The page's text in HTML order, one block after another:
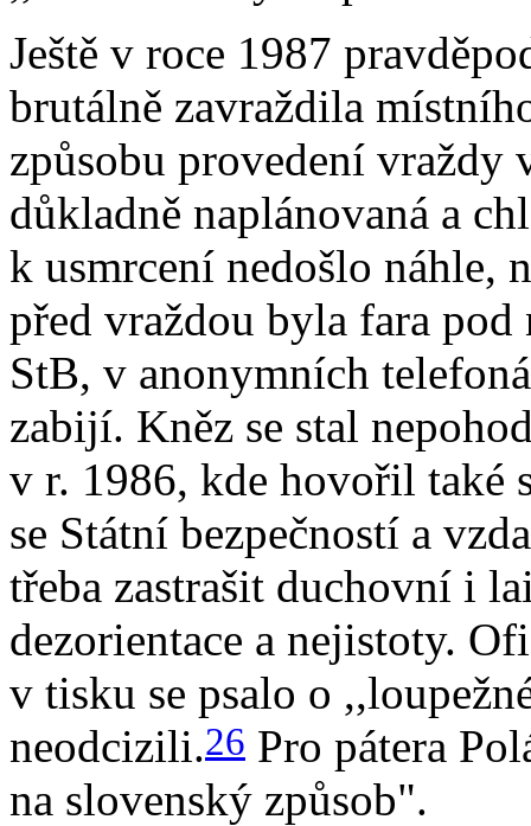
Ještě v roce 1987
brutálně zavraždila
způsobu provedení vraždy
důkladně naplánovaná a
k usmrcení nedošlo náhle,
před vraždou byla fara
StB, v anonymních
zabijí. Kněz se stal
v r. 1986, kde hovořil také
se Státní bezpečností a
třeba zastrašit duchovní i
dezorientace a nejistoty.
v tisku se psalo o
neodcizili.26 Pro pátera
na slovenský způsob".